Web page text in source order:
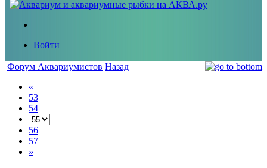
Войти
Форум Аквариумистов Назад
«
53
54
56
57
»